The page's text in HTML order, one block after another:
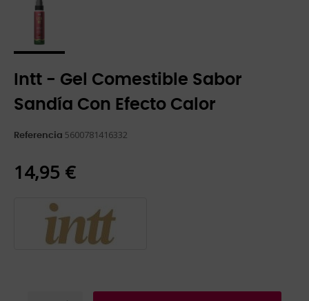
Intt - Gel Comestible Sabor
Sandía Con Efecto Calor
Referencia 5600781416332
14,95 €